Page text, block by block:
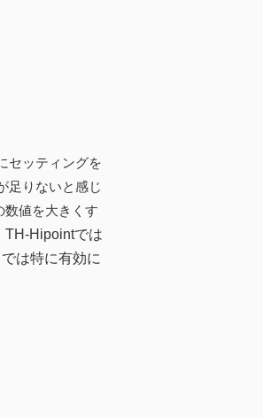
セッティングを
足りないと感じ
数値を大きくす
TH-Hipointでは
は特に有効に